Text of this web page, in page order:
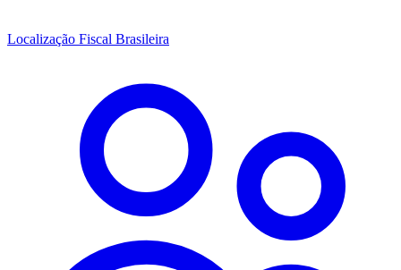
Localização Fiscal Brasileira